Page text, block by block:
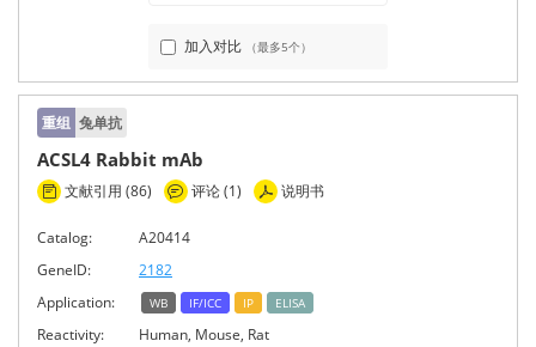
加入对比 （最多5个）
重组 兔单抗
ACSL4 Rabbit mAb
文献引用 (86) 评论 (1) 说明书
Catalog:
A20414
GeneID:
2182
Application:
WB IF/ICC IP ELISA
Reactivity:
Human, Mouse, Rat